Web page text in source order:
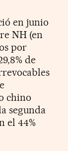
en junio
NH (en
por
de
chino
segunda
el 44%